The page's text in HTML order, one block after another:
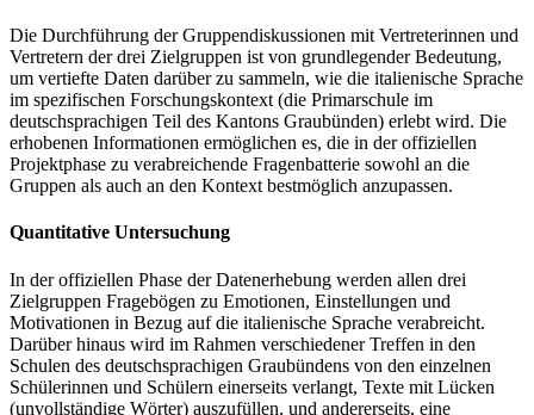
Die Durchführung der Gruppendiskussionen mit Vertreterinnen und
Vertretern der drei Zielgruppen ist von grundlegender Bedeutung,
um vertiefte Daten darüber zu sammeln, wie die italienische Sprache
im spezifischen Forschungskontext (die Primarschule im
deutschsprachigen Teil des Kantons Graubünden) erlebt wird. Die
erhobenen Informationen ermöglichen es, die in der offiziellen
Projektphase zu verabreichende Fragenbatterie sowohl an die
Gruppen als auch an den Kontext bestmöglich anzupassen.
Quantitative Untersuchung
In der offiziellen Phase der Datenerhebung werden allen drei
Zielgruppen Fragebögen zu Emotionen, Einstellungen und
Motivationen in Bezug auf die italienische Sprache verabreicht.
Darüber hinaus wird im Rahmen verschiedener Treffen in den
Schulen des deutschsprachigen Graubündens von den einzelnen
Schülerinnen und Schülern einerseits verlangt, Texte mit Lücken
(unvollständige Wörter) auszufüllen, und andererseits, eine